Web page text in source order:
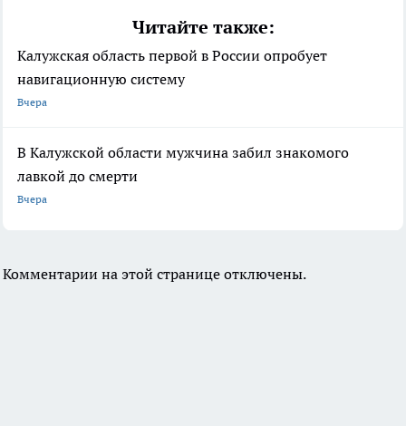
Читайте также:
Калужская область первой в России опробует
навигационную систему
Вчера
В Калужской области мужчина забил знакомого
лавкой до смерти
Вчера
Комментарии на этой странице отключены.